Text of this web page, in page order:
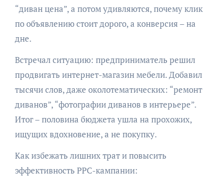
“диван цена”, а потом удивляются, почему клик
по объявлению стоит дорого, а конверсия – на
дне.
Встречал ситуацию: предприниматель решил
продвигать интернет-магазин мебели. Добавил
тысячи слов, даже околотематических: “ремонт
диванов”, “фотографии диванов в интерьере”.
Итог – половина бюджета ушла на прохожих,
ищущих вдохновение, а не покупку.
Как избежать лишних трат и повысить
эффективность PPC-кампании: